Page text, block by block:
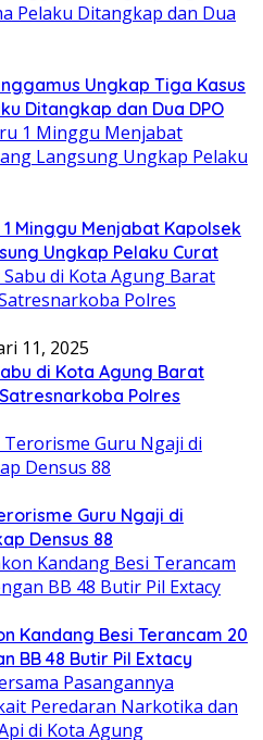
Ungkap Tiga Kasus
Ditangkap dan Dua DPO
Minggu Menjabat Kapolsek
Ungkap Pelaku Curat
11, 2025
di Kota Agung Barat
Polres
Guru Ngaji di
Densus 88
Kandang Besi Terancam 20
BB 48 Butir Pil Extacy